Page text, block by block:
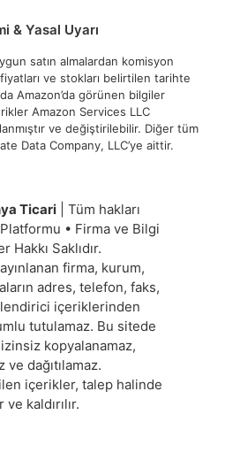
& Yasal Uyarı
satın almalardan komisyon
ve stokları belirtilen tarihte
Amazon’da görünen bilgiler
Amazon Services LLC
ve değiştirilebilir. Diğer tüm
Data Company, LLC’ye aittir.
Ticari | Tüm hakları
• Firma ve Bilgi
Hakkı Saklıdır.
firma, kurum,
adres, telefon, faks,
içeriklerinden
tutulamaz. Bu sitede
kopyalanamaz,
ve dağıtılamaz.
içerikler, talep halinde
kaldırılır.